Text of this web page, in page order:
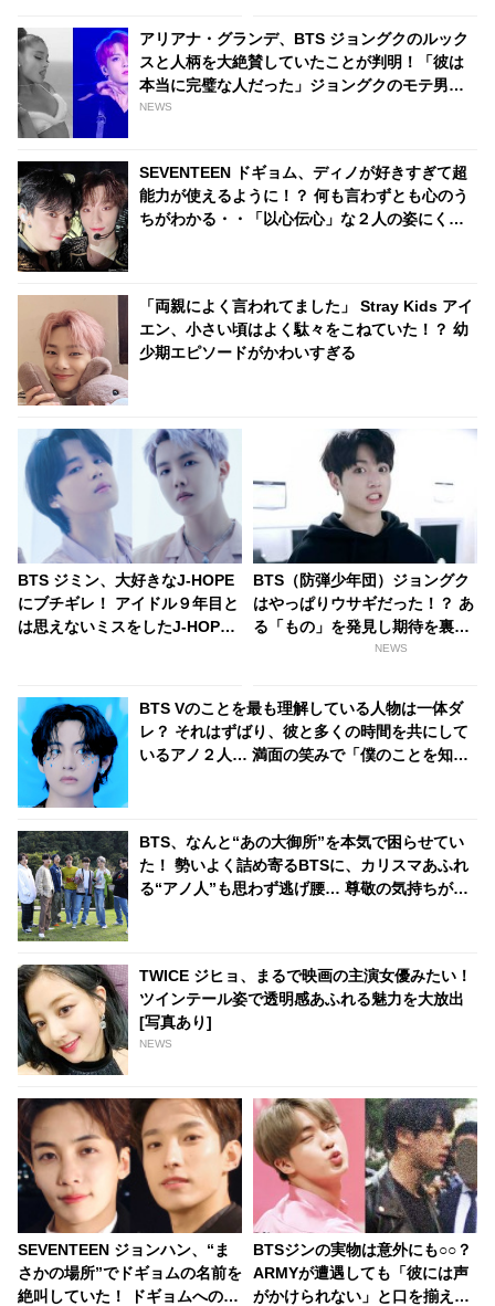
アリアナ・グランデ、BTS ジョングクのルック
スと人柄を大絶賛していたことが判明！「彼は
本当に完璧な人だった」ジョングクのモテ男ぶ
りにファンは脱帽「彼は世界の歌姫までも虜に
NEWS
SEVENTEEN ドギョム、ディノが好きすぎて超
能力が使えるように！？ 何も言わずとも心のう
ちがわかる・・「以心伝心」な２人の姿にくぎ
「両親によく言われてました」 Stray Kids アイ
エン、小さい頃はよく駄々をこねていた！？ 幼
少期エピソードがかわいすぎる
BTS ジミン、大好きなJ-HOPE
にブチギレ！ アイドル９年目と
は思えないミスをしたJ-HOPE
ッコミが容赦なさすぎると爆笑
BTS（防弾少年団）ジョングク
はやっぱりウサギだった！？ あ
る「もの」を発見し期待を裏切
らないとファン喜ぶNEWS
BTS Vのことを最も理解している人物は一体ダ
レ？ それはずばり、彼と多くの時間を共にして
いるアノ２人… 満面の笑みで「僕のことを知り
BTS、なんと“あの大御所”を本気で困らせてい
た！ 勢いよく詰め寄るBTSに、カリスマあふれ
る“アノ人”も思わず逃げ腰… 尊敬の気持ちが強
TWICE ジヒョ、まるで映画の主演女優みたい！
ツインテール姿で透明感あふれる魅力を大放出
[写真あり]
NEWS
SEVENTEEN ジョンハン、“ま
さかの場所”でドギョムの名前を
絶叫していた！ ドギョムへの強
BTSジンの実物は意外にも○○？
ARMYが遭遇しても「彼には声
がかけられない」と口を揃え